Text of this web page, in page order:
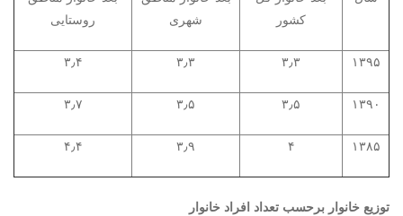
کشور
شهری
روستایی
۱۳۹۵ ۳٫۳ ۳٫۳ ۳٫۴
۱۳۹۰ ۳٫۵ ۳٫۵ ۳٫۷
۱۳۸۵ ۴ ۳٫۹ ۴٫۴
توزیع خانوار برحسب تعداد افراد خانوار